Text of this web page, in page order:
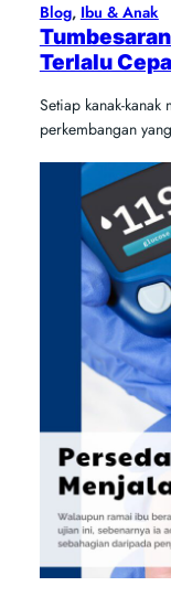
Blog, Ibu & Anak
Terlalu
Setiap kanak-
perkembangan